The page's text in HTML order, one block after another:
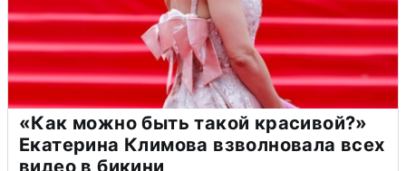
«Как можно быть такой красивой?»
Екатерина Климова взволновала всех
видео в бикини